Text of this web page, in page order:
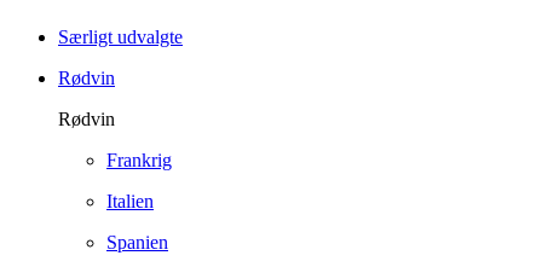
Særligt udvalgte
Rødvin
Rødvin
Frankrig
Italien
Spanien